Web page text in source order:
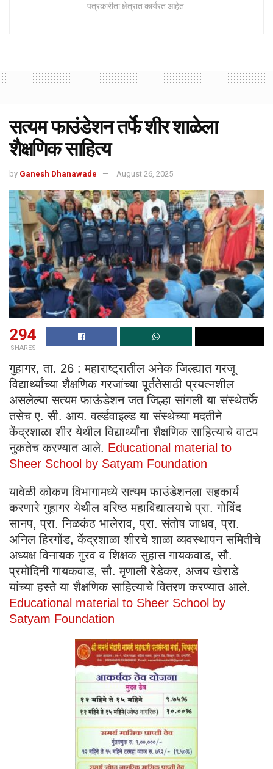
पत्रकारीता क्षेत्रात कार्यरत आहेत.
सत्यम फाउंडेशन तर्फे शीर शाळेला
शैक्षणिक साहित्य
by Ganesh Dhanawade August 26, 2025
294
SHARES
गुहागर, ता. 26 : महाराष्ट्रातील अनेक जिल्ह्यात गरजू
विद्यार्थ्यांच्या शैक्षणिक गरजांच्या पूर्ततेसाठी प्रयत्नशील
असलेल्या सत्यम फाऊंडेशन जत जिल्हा सांगली या संस्थेतर्फे
तसेच ए. सी. आय. वर्ल्डवाइल्ड या संस्थेच्या मदतीने
केंद्रशाळा शीर येथील विद्यार्थ्यांना शैक्षणिक साहित्याचे वाटप
नुकतेच करण्यात आले. Educational material to
Sheer School by Satyam Foundation
यावेळी कोकण विभागामध्ये सत्यम फाउंडेशनला सहकार्य
करणारे गुहागर येथील वरिष्ठ महाविद्यालयाचे प्रा. गोविंद
सानप, प्रा. निळकंठ भालेराव, प्रा. संतोष जाधव, प्रा.
अनिल हिरगोंड, केंद्रशाळा शीरचे शाळा व्यवस्थापन समितीचे
अध्यक्ष विनायक गुरव व शिक्षक सुहास गायकवाड, सौ.
प्रमोदिनी गायकवाड, सौ. मृणाली रेडेकर, अजय खेराडे
यांच्या हस्ते या शैक्षणिक साहित्याचे वितरण करण्यात आले.
Educational material to Sheer School by
Satyam Foundation